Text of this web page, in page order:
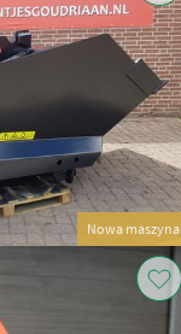
Nowa maszyna